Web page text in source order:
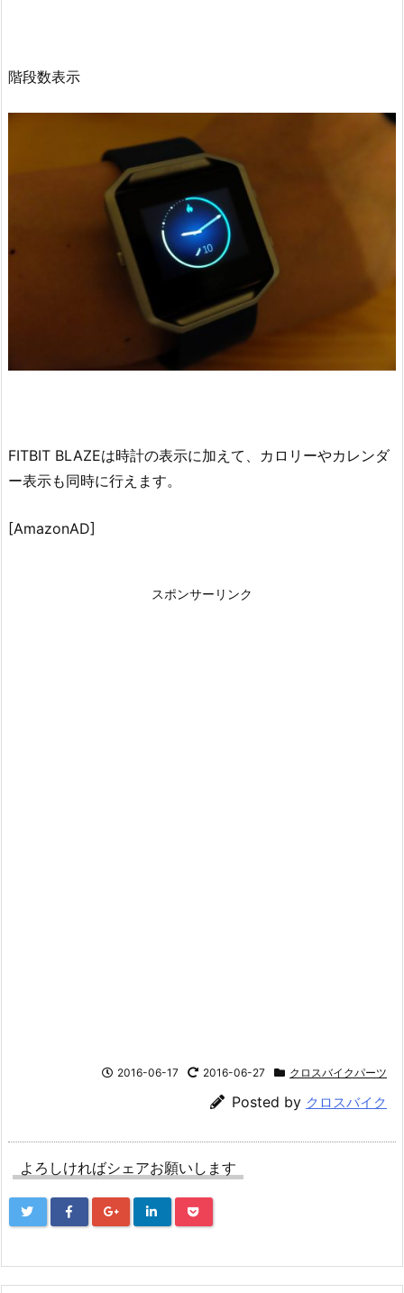
階段数表示
FITBIT BLAZEは時計の表示に加えて、カロリーやカレンダ
ー表示も同時に行えます。
[AmazonAD]
スポンサーリンク
2016-06-17 2016-06-27 クロスバイクパーツ
Posted by クロスバイク
よろしければシェアお願いします